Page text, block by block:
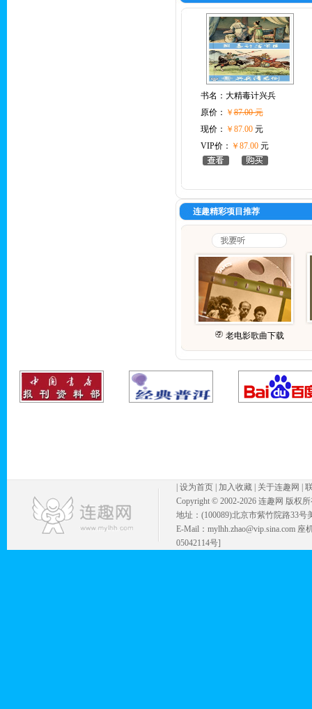
书名： 大精毒计兴兵
原价： ￥87.00 元
现价： ￥87.00元
VIP价： ￥87.00元
连趣精彩项目推荐
老电影歌曲下载
设为首页 加入收藏 关于连趣网
Copyright © 2002-2026 连趣网 版权
地址：(100089)北京市紫竹院路33号
E-Mail：mylhh.zhao@vip.sina.com
05042114号]